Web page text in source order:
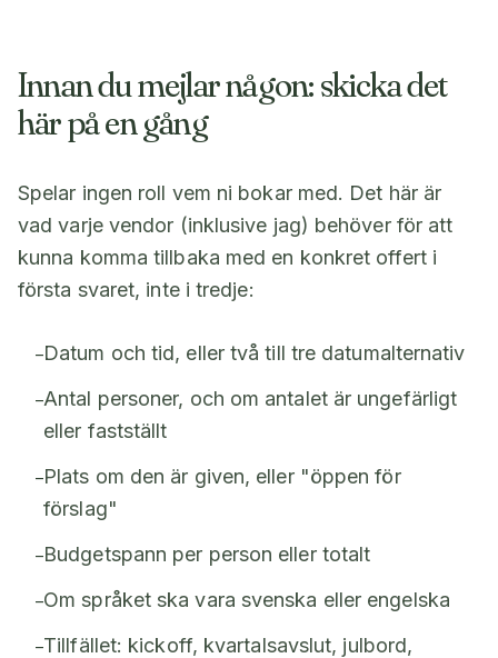
Innan du mejlar någon: skicka det
här på en gång
Spelar ingen roll vem ni bokar med. Det här är
vad varje vendor (inklusive jag) behöver för att
kunna komma tillbaka med en konkret offert i
första svaret, inte i tredje:
–Datum och tid, eller två till tre datumalternativ
–Antal personer, och om antalet är ungefärligt
eller fastställt
–Plats om den är given, eller "öppen för
förslag"
–Budgetspann per person eller totalt
–Om språket ska vara svenska eller engelska
–Tillfället: kickoff, kvartalsavslut, julbord,